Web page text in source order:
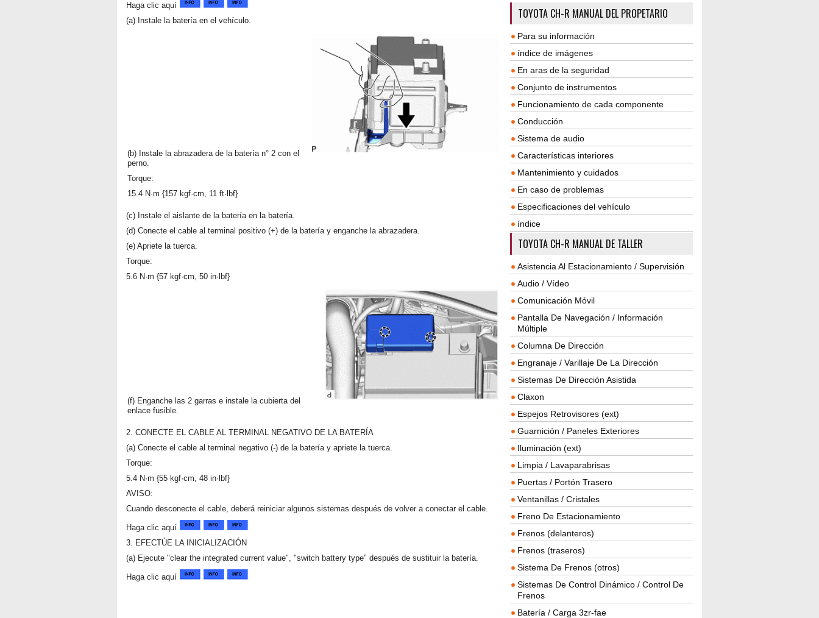
Haga clic aquí
(a) Instale la batería en el vehículo.
(b) Instale la abrazadera de la batería n° 2 con el
perno.
Torque:
15.4 N·m {157 kgf·cm, 11 ft·lbf}
(c) Instale el aislante de la batería en la batería.
(d) Conecte el cable al terminal positivo (+) de la batería y enganche la abrazadera.
(e) Apriete la tuerca.
Torque:
5.6 N·m {57 kgf·cm, 50 in·lbf}
(f) Enganche las 2 garras e instale la cubierta del
enlace fusible.
2. CONECTE EL CABLE AL TERMINAL NEGATIVO DE LA BATERÍA
(a) Conecte el cable al terminal negativo (-) de la batería y apriete la tuerca.
Torque:
5.4 N·m {55 kgf·cm, 48 in·lbf}
AVISO:
Cuando desconecte el cable, deberá reiniciar algunos sistemas después de volver a conectar el cable.
Haga clic aquí
3. EFECTÚE LA INICIALIZACIÓN
(a) Ejecute "clear the integrated current value", "switch battery type" después de sustituir la batería.
Haga clic aquí
TOYOTA CH-R MANUAL DEL PROPETARIO
Para su información
índice de imágenes
En aras de la seguridad
Conjunto de instrumentos
Funcionamiento de cada componente
Conducción
Sistema de audio
Características interiores
Mantenimiento y cuidados
En caso de problemas
Especificaciones del vehículo
índice
TOYOTA CH-R MANUAL DE TALLER
Asistencia Al Estacionamiento / Supervisión
Audio / Vídeo
Comunicación Móvil
Pantalla De Navegación / Información
Múltiple
Columna De Dirección
Engranaje / Varillaje De La Dirección
Sistemas De Dirección Asistida
Claxon
Espejos Retrovisores (ext)
Guarnición / Paneles Exteriores
Iluminación (ext)
Limpia / Lavaparabrisas
Puertas / Portón Trasero
Ventanillas / Cristales
Freno De Estacionamiento
Frenos (delanteros)
Frenos (traseros)
Sistema De Frenos (otros)
Sistemas De Control Dinámico / Control De
Frenos
Batería / Carga 3zr-fae